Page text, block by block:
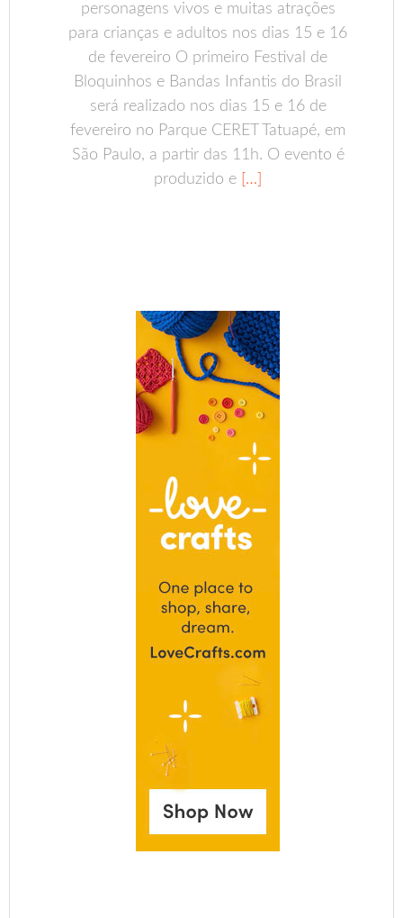
personagens vivos e muitas atrações
para crianças e adultos nos dias 15 e 16
de fevereiro O primeiro Festival de
Bloquinhos e Bandas Infantis do Brasil
será realizado nos dias 15 e 16 de
fevereiro no Parque CERET Tatuapé, em
São Paulo, a partir das 11h. O evento é
produzido e […]